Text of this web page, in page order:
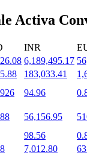
populaire tokens te
Activa
INR
6,189,495.17
183,033.41
94.96
56,156.95
98.56
7,012.80